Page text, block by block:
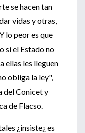
se hacen tan
vidas y otras,
lo peor es que
si el Estado no
ellas les lleguen
obliga la ley",
del Conicet y
de Flacso.
¿insiste¿ es